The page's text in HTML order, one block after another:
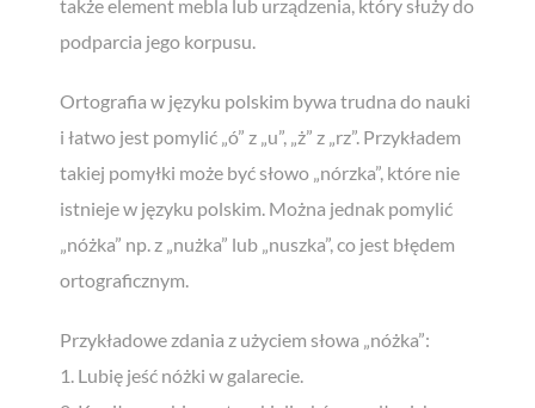
także element mebla lub urządzenia, który służy do
podparcia jego korpusu.
Ortografia w języku polskim bywa trudna do nauki
i łatwo jest pomylić „ó” z „u”, „ż” z „rz”. Przykładem
takiej pomyłki może być słowo „nórzka”, które nie
istnieje w języku polskim. Można jednak pomylić
„nóżka” np. z „nużka” lub „nuszka”, co jest błędem
ortograficznym.
Przykładowe zdania z użyciem słowa „nóżka”:
1. Lubię jeść nóżki w galarecie.
Zgarnijbezpłatnegoebooka!
Czy można uczyć się szybciej i